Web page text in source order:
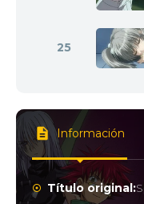
25
Información
Título original: